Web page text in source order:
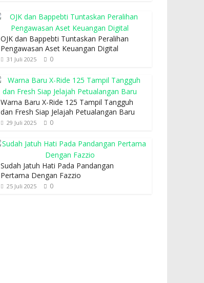
OJK dan Bappebti Tuntaskan Peralihan
Pengawasan Aset Keuangan Digital
31 Juli 2025 0
Warna Baru X-Ride 125 Tampil Tangguh
dan Fresh Siap Jelajah Petualangan Baru
29 Juli 2025 0
Sudah Jatuh Hati Pada Pandangan
Pertama Dengan Fazzio
25 Juli 2025 0